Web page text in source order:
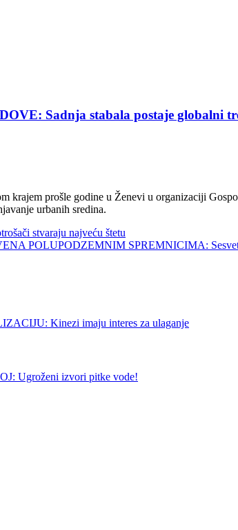
Sadnja stabala postaje globalni
krajem prošle godine u Ženevi u organizaciji
urbanih sredina.
stvaraju najveću štetu
POLUPODZEMNIM SPREMNICIMA:
Kinezi imaju interes za ulaganje
Ugroženi izvori pitke vode!